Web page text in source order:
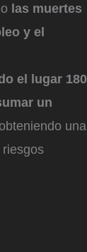
las muertes
y el
el lugar 180
un
una